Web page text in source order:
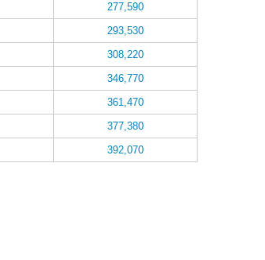
277,590
293,530
308,220
346,770
361,470
377,380
392,070